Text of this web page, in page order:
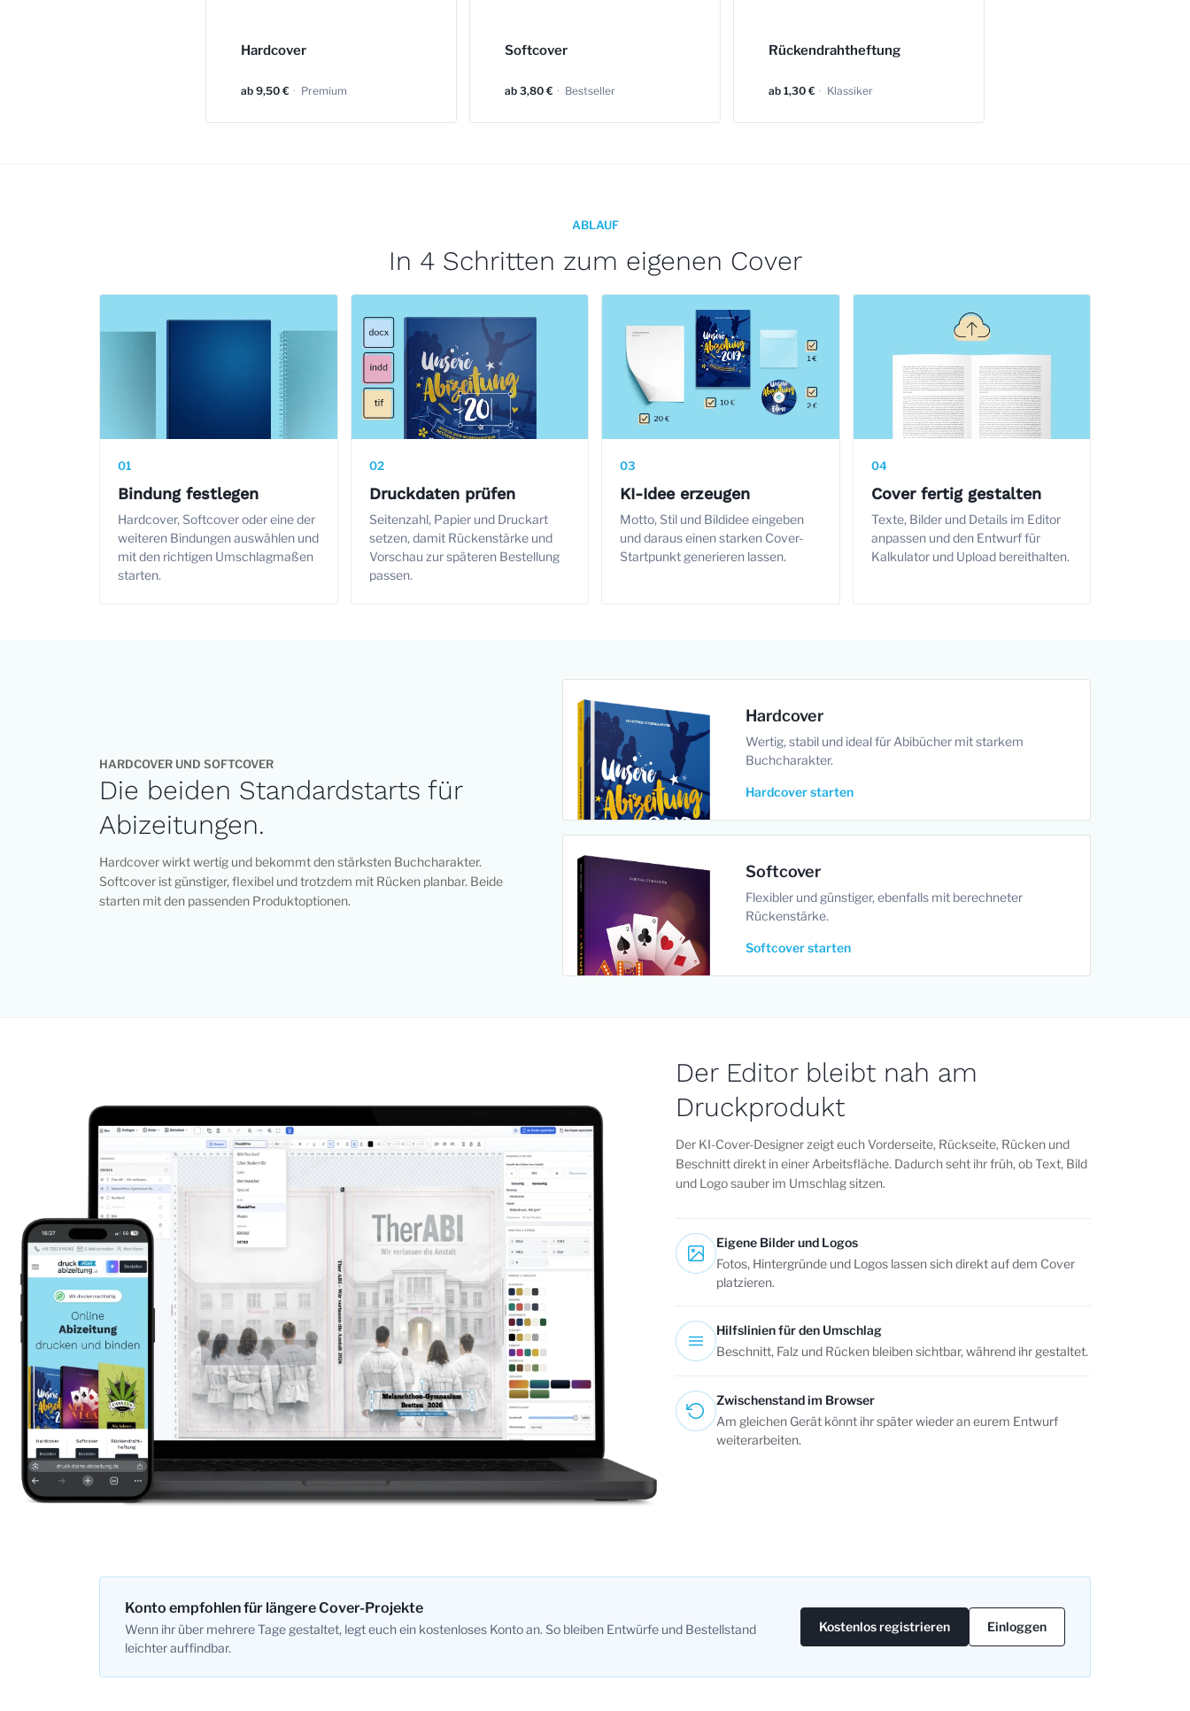
Hardcover
ab 9,50 € · Premium
Softcover
ab 3,80 € · Bestseller
Rückendrahtheftung
ab 1,30 € · Klassiker
ABLAUF
In 4 Schritten zum eigenen Cover
01
Bindung festlegen
Hardcover, Softcover oder eine der
weiteren Bindungen auswählen und
mit den richtigen Umschlagmaßen
starten.
02
Druckdaten prüfen
Seitenzahl, Papier und Druckart
setzen, damit Rückenstärke und
Vorschau zur späteren Bestellung
passen.
03
KI-Idee erzeugen
Motto, Stil und Bildidee eingeben
und daraus einen starken Cover-
Startpunkt generieren lassen.
04
Cover fertig gestalten
Texte, Bilder und Details im Editor
anpassen und den Entwurf für
Kalkulator und Upload bereithalten.
HARDCOVER UND SOFTCOVER
Die beiden Standardstarts für
Abizeitungen.
Hardcover wirkt wertig und bekommt den stärksten Buchcharakter.
Softcover ist günstiger, flexibel und trotzdem mit Rücken planbar. Beide
starten mit den passenden Produktoptionen.
Hardcover
Wertig, stabil und ideal für Abibücher mit starkem
Buchcharakter.
Hardcover starten
Softcover
Flexibler und günstiger, ebenfalls mit berechneter
Rückenstärke.
Softcover starten
Der Editor bleibt nah am
Druckprodukt
Der KI-Cover-Designer zeigt euch Vorderseite, Rückseite, Rücken und
Beschnitt direkt in einer Arbeitsfläche. Dadurch seht ihr früh, ob Text, Bild
und Logo sauber im Umschlag sitzen.
Eigene Bilder und Logos
Fotos, Hintergründe und Logos lassen sich direkt auf dem Cover
platzieren.
Hilfslinien für den Umschlag
Beschnitt, Falz und Rücken bleiben sichtbar, während ihr gestaltet.
Zwischenstand im Browser
Am gleichen Gerät könnt ihr später wieder an eurem Entwurf
weiterarbeiten.
Konto empfohlen für längere Cover-Projekte
Wenn ihr über mehrere Tage gestaltet, legt euch ein kostenloses Konto an. So bleiben Entwürfe und Bestellstand
leichter auffindbar.
Kostenlos registrieren Einloggen